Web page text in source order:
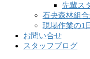
先輩ス
石央森林組
現場作業の1
お問い合せ
スタッフブログ